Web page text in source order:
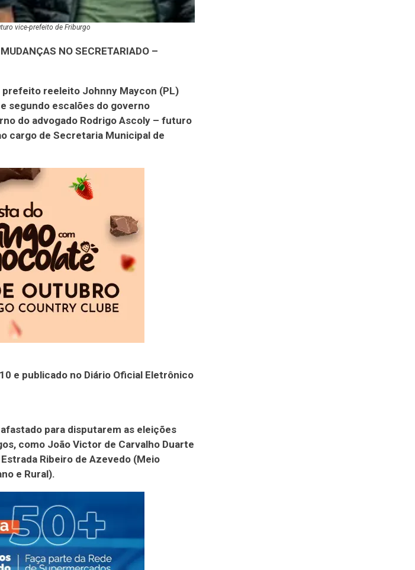
vice-prefeito de Friburgo
NO SECRETARIADO –
prefeito reeleito Johnny Maycon (PL)
segundo escalões do governo
do advogado Rodrigo Ascoly – futuro
cargo de Secretaria Municipal de
e publicado no Diário Oficial Eletrônico
para disputarem as eleições
como João Victor de Carvalho Duarte
Ribeiro de Azevedo (Meio
e Rural).